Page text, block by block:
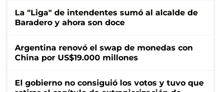
La "Liga" de intendentes sumó al alcalde de
Baradero y ahora son doce
Argentina renovó el swap de monedas con
China por US$19.000 millones
El gobierno no consiguió los votos y tuvo que